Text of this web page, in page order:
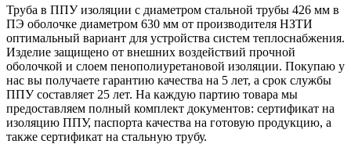
Труба в ППУ изоляции с диаметром стальной трубы 426 мм в
ПЭ оболочке диаметром 630 мм от производителя НЗТИ
оптимальный вариант для устройства систем теплоснабжения.
Изделие защищено от внешних воздействий прочной
оболочкой и слоем пенополиуретановой изоляции. Покупаю у
нас вы получаете гарантию качества на 5 лет, а срок службы
ППУ составляет 25 лет. На каждую партию товара мы
предоставляем полный комплект документов: сертификат на
изоляцию ППУ, паспорта качества на готовую продукцию, а
также сертификат на стальную трубу.